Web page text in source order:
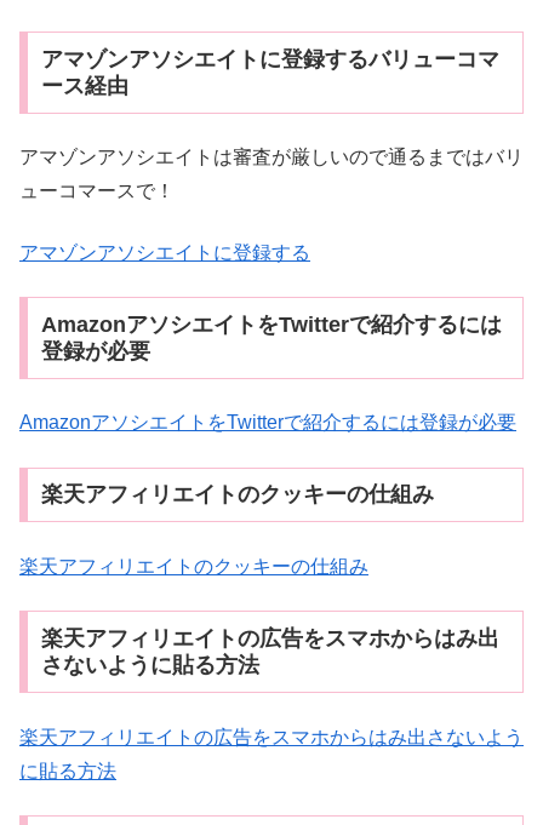
アマゾンアソシエイトに登録するバリューコマ
ース経由
アマゾンアソシエイトは審査が厳しいので通るまではバリ
ューコマースで！
アマゾンアソシエイトに登録する
AmazonアソシエイトをTwitterで紹介するには
登録が必要
AmazonアソシエイトをTwitterで紹介するには登録が必要
楽天アフィリエイトのクッキーの仕組み
楽天アフィリエイトのクッキーの仕組み
楽天アフィリエイトの広告をスマホからはみ出
さないように貼る方法
楽天アフィリエイトの広告をスマホからはみ出さないよう
に貼る方法